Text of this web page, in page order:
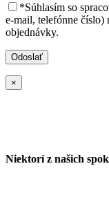
*Súhlasím so
e-mail, telefónne číslo)
objednávky.
×
Niektorí z našich